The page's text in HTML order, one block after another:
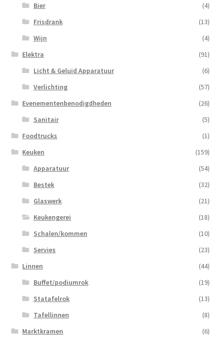
Bier
(4)
Frisdrank
(13)
Wijn
(4)
Elektra
(91)
Licht & Geluid Apparatuur
(6)
Verlichting
(57)
Evenementenbenodigdheden
(26)
Sanitair
(5)
Foodtrucks
(1)
Keuken
(159)
Apparatuur
(54)
Bestek
(32)
Glaswerk
(21)
Keukengerei
(18)
Schalen/kommen
(10)
Servies
(23)
Linnen
(44)
Buffet/podiumrok
(19)
Statafelrok
(13)
Tafellinnen
(8)
Marktkramen
(6)